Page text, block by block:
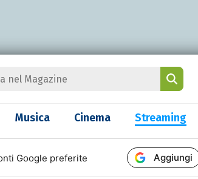
Musica Cinema Streaming
Google preferite Aggiungi